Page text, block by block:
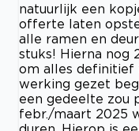
natuurlijk een
offerte laten
alle ramen en
stuks! Hierna nog
om alles definitief
werking gezet
een gedeelte zou
febr./maart 2025